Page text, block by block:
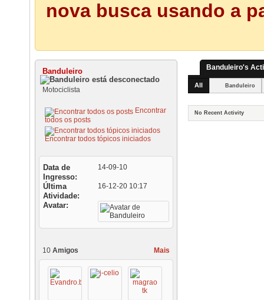
nova busca usando a
Banduleiro
Motociclista
Encontrar
todos os posts
Encontrar todos tópicos iniciados
Data de
Ingresso
14-09-10
Última
Atividade
16-12-20 10:17
Avatar
Mais
10 Amigos
Banduleiro's
All Banduleiro
No Recent Activity